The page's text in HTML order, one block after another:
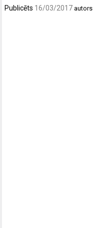
Publicēts 16/03/2017 autors